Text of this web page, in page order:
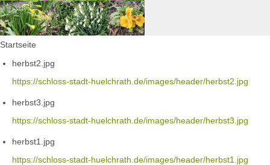
Startseite
herbst2.jpg
https://schloss-stadt-huelchrath.de/images/header/herbst2.jpg
herbst3.jpg
https://schloss-stadt-huelchrath.de/images/header/herbst3.jpg
herbst1.jpg
https://schloss-stadt-huelchrath.de/images/header/herbst1.jpg